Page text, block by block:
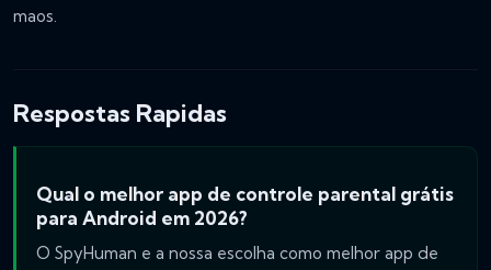
maos.
Respostas Rapidas
Qual o melhor app de controle parental grátis
para Android em 2026?
O SpyHuman e a nossa escolha como melhor app de